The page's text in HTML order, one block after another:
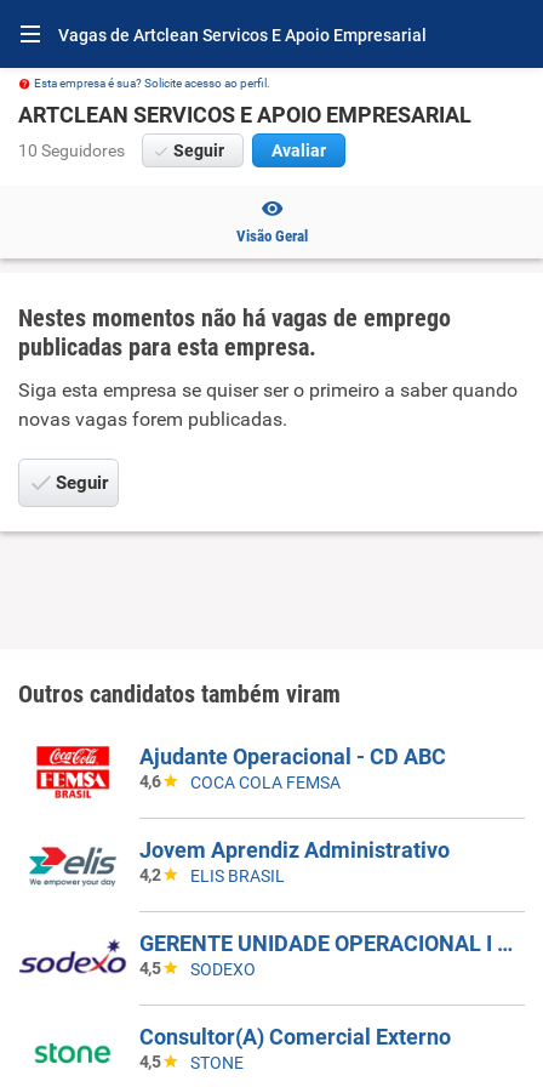
Vagas de Artclean Servicos E Apoio Empresarial
Esta empresa é sua? Solicite acesso ao perfil.
ARTCLEAN SERVICOS E APOIO EMPRESARIAL
10 Seguidores Seguir Avaliar
Visão Geral
Nestes momentos não há vagas de emprego
publicadas para esta empresa.
Siga esta empresa se quiser ser o primeiro a saber quando
novas vagas forem publicadas.
Seguir
Outros candidatos também viram
Ajudante Operacional - CD ABC
4,6 COCA COLA FEMSA
Jovem Aprendiz Administrativo
4,2 ELIS BRASIL
GERENTE UNIDADE OPERACIONAL I - UAN
4,5 SODEXO
Consultor(A) Comercial Externo
4,5 STONE